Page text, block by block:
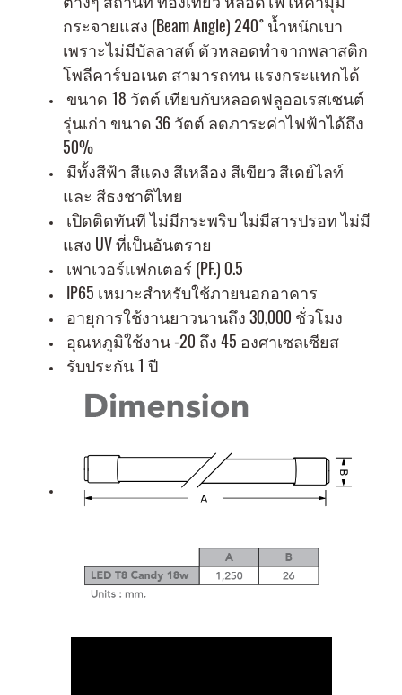
กระจายแสง (Beam Angle) 240 ํ น้ำหนักเบา
เพราะไม่มีบัลลาสต์ ตัวหลอดทำจากพลาสติก
โพลีคาร์บอเนต สามารถทน แรงกระแทกได้
ขนาด 18 วัตต์ เทียบกับหลอดฟลูออเรสเซนต์
รุ่นเก่า ขนาด 36 วัตต์ ลดภาระค่าไฟฟ้าได้ถึง
50%
มีทั้งสีฟ้า สีแดง สีเหลือง สีเขียว สีเดย์ไลท์
และ สีธงชาติไทย
เปิดติดทันที ไม่มีกระพริบ ไม่มีสารปรอท ไม่มี
แสง UV ที่เป็นอันตราย
เพาเวอร์แฟกเตอร์ (PF.) 0.5
IP65 เหมาะสำหรับใช้ภายนอกอาคาร
อายุการใช้งานยาวนานถึง 30,000 ชั่วโมง
อุณหภูมิใช้งาน -20 ถึง 45 องศาเซลเซียส
รับประกัน 1 ปี